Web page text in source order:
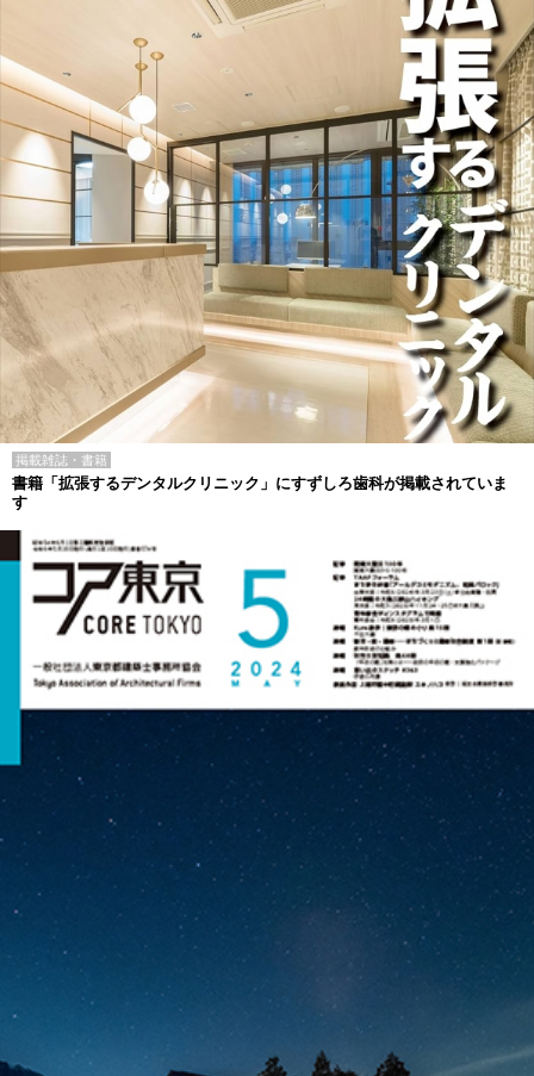
掲載雑誌・書籍
書籍「拡張するデンタルクリニック」にすずしろ歯科が掲載されていま
す